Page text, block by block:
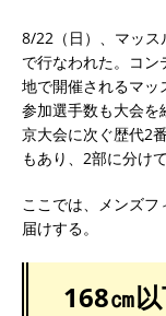
8/22（日）、マッス
で行なわれた。コ
地で開催されるマッ
参加選手数も大会を
京大会に次ぐ歴代2
もあり、2部に分け
ここでは、メンズ
届けする。
168㎝